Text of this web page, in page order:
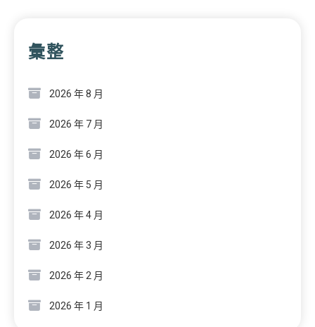
彙整
2026 年 8 月
2026 年 7 月
2026 年 6 月
2026 年 5 月
2026 年 4 月
2026 年 3 月
2026 年 2 月
2026 年 1 月